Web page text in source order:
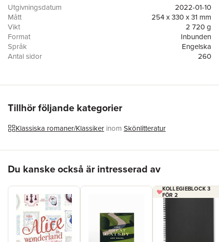
thoughts and reflections. Each chapter greets readers with
immersive design, insights from a global team of literary experts,
and bespoke Artworks inspired by the story’s theme.
Utgivningsdatum
2022-01-10
Mått
254 x 330 x 31 mm
Vikt
2 720 g
Format
Inbunden
Språk
Engelska
Antal sidor
260
Medarbetare
Ayana Christie
Tillhör följande kategorier
Klassiska romaner/Klassiker inom Skönlitteratur
Du kanske också är intresserad av
KOLLEGIEBLOCK 3
FÖR 2